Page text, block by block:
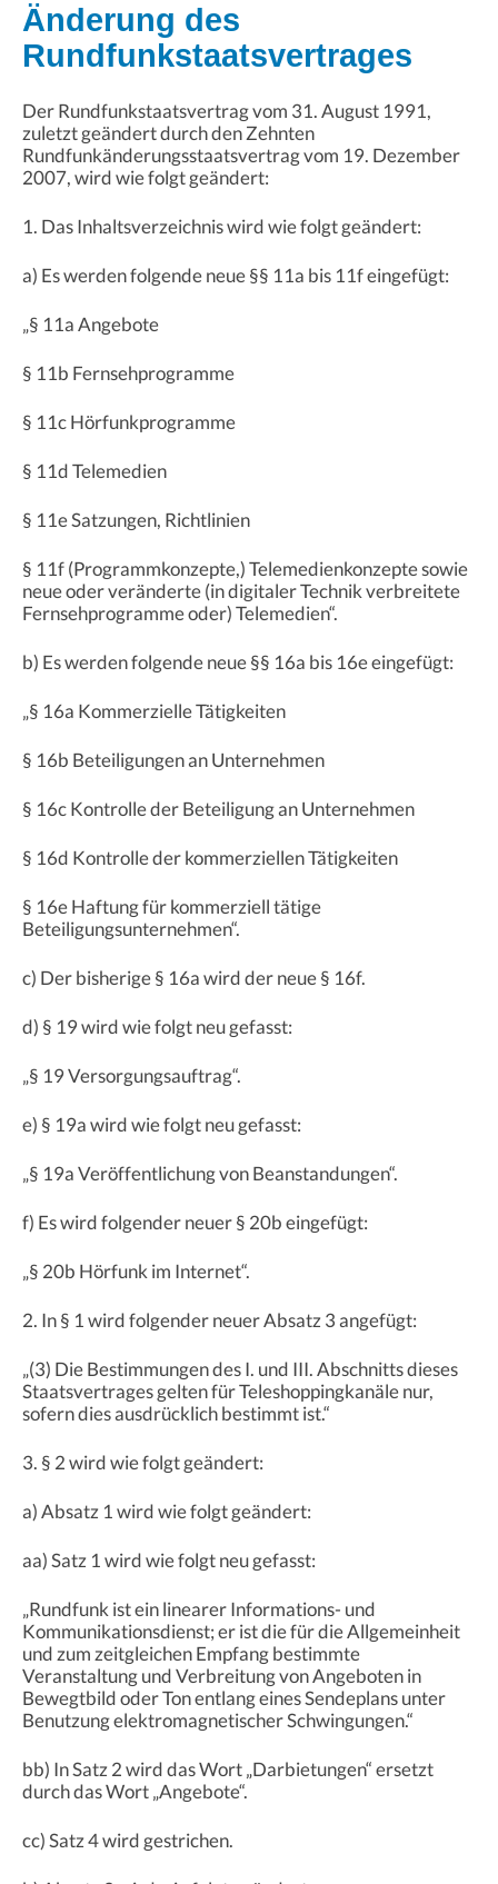
Änderung des
Rundfunkstaatsvertrages
Der Rundfunkstaatsvertrag vom 31. August 1991,
zuletzt geändert durch den Zehnten
Rundfunkänderungsstaatsvertrag vom 19. Dezember
2007, wird wie folgt geändert:
1. Das Inhaltsverzeichnis wird wie folgt geändert:
a) Es werden folgende neue §§ 11a bis 11f eingefügt:
„§ 11a Angebote
§ 11b Fernsehprogramme
§ 11c Hörfunkprogramme
§ 11d Telemedien
§ 11e Satzungen, Richtlinien
§ 11f (Programmkonzepte,) Telemedienkonzepte sowie
neue oder veränderte (in digitaler Technik verbreitete
Fernsehprogramme oder) Telemedien“.
b) Es werden folgende neue §§ 16a bis 16e eingefügt:
„§ 16a Kommerzielle Tätigkeiten
§ 16b Beteiligungen an Unternehmen
§ 16c Kontrolle der Beteiligung an Unternehmen
§ 16d Kontrolle der kommerziellen Tätigkeiten
§ 16e Haftung für kommerziell tätige
Beteiligungsunternehmen“.
c) Der bisherige § 16a wird der neue § 16f.
d) § 19 wird wie folgt neu gefasst:
„§ 19 Versorgungsauftrag“.
e) § 19a wird wie folgt neu gefasst:
„§ 19a Veröffentlichung von Beanstandungen“.
f) Es wird folgender neuer § 20b eingefügt:
„§ 20b Hörfunk im Internet“.
2. In § 1 wird folgender neuer Absatz 3 angefügt:
„(3) Die Bestimmungen des I. und III. Abschnitts dieses
Staatsvertrages gelten für Teleshoppingkanäle nur,
sofern dies ausdrücklich bestimmt ist.“
3. § 2 wird wie folgt geändert:
a) Absatz 1 wird wie folgt geändert:
aa) Satz 1 wird wie folgt neu gefasst:
„Rundfunk ist ein linearer Informations- und
Kommunikationsdienst; er ist die für die Allgemeinheit
und zum zeitgleichen Empfang bestimmte
Veranstaltung und Verbreitung von Angeboten in
Bewegtbild oder Ton entlang eines Sendeplans unter
Benutzung elektromagnetischer Schwingungen.“
bb) In Satz 2 wird das Wort „Darbietungen“ ersetzt
durch das Wort „Angebote“.
cc) Satz 4 wird gestrichen.